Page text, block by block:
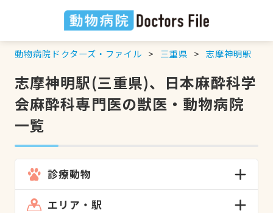
動物病院ドクターズ・ファイル 三重県 志摩神明駅
志摩神明駅(三重県)、日本麻酔科学
会麻酔科専門医の獣医・動物病院
一覧
診療動物
エリア・駅